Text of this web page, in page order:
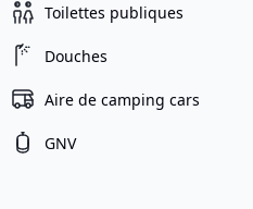
Toilettes publiques
Douches
Aire de camping cars
GNV